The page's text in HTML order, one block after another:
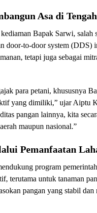
Asa di
Bapak Sarwi, salah
door-to-door system (DDS)
tetapi juga sebagai
para petani, khususnya
yang dimiliki,” ujar Aiptu
pangan lainnya, kita
maupun nasional.”
Pemanfaatan
program
terutama untuk tanaman
pangan yang stabil dan